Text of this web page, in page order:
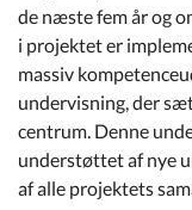
de næste fem år og
i projektet er
massiv
undervisning, der
centrum. Denne
understøttet af nye
af alle projektets